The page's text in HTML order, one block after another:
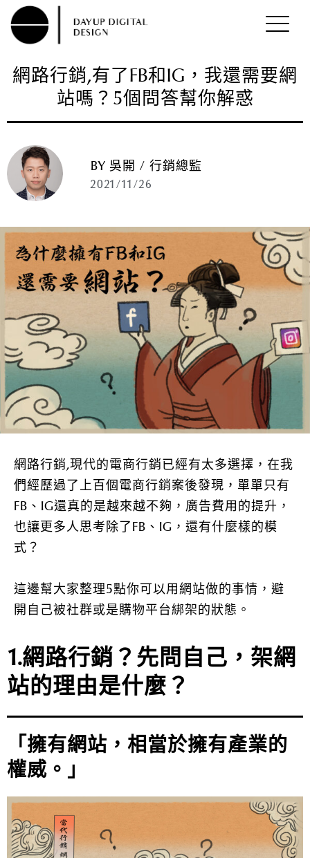
網路行銷,有了FB和IG，我還需要網
站嗎？5個問答幫你解惑
BY 吳開 / 行銷總監
2021/11/26
網路行銷,現代的電商行銷已經有太多選擇，在我
們經歷過了上百個電商行銷案後發現，單單只有
FB、IG還真的是越來越不夠，廣告費用的提升，
也讓更多人思考除了FB、IG，還有什麼樣的模
式？
這邊幫大家整理5點你可以用網站做的事情，避
開自己被社群或是購物平台綁架的狀態。
1.網路行銷？先問自己，架網
站的理由是什麼？
「擁有網站，相當於擁有產業的
權威。」